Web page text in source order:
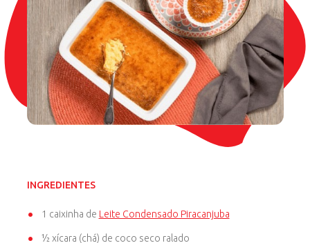
INGREDIENTES
1 caixinha de Leite Condensado Piracanjuba
½ xícara (chá) de coco seco ralado